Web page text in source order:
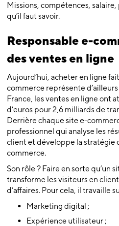
Missions, compétences,
qu’il faut savoir.
Responsable e-
des ventes en ligne
Aujourd’hui, acheter en ligne
commerce représente d’ailleurs
France, les ventes en ligne ont
d’euros pour 2,6 milliards de
Derrière chaque site e-
professionnel qui analyse les
client et développe la stratégie
commerce.
Son rôle ? Faire en sorte qu’un
transforme les visiteurs en
d’affaires. Pour cela, il travaille
Marketing digital ;
Expérience utilisateur ;